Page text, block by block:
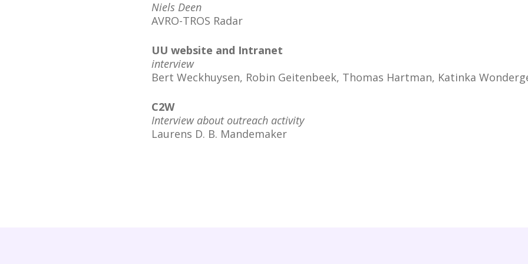
Niels Deen
AVRO-TROS Radar
UU website and Intranet
interview
Bert Weckhuysen, Robin Geitenbeek, Thomas Hartman, Katinka
C2W
Interview about outreach activity
Laurens D. B. Mandemaker